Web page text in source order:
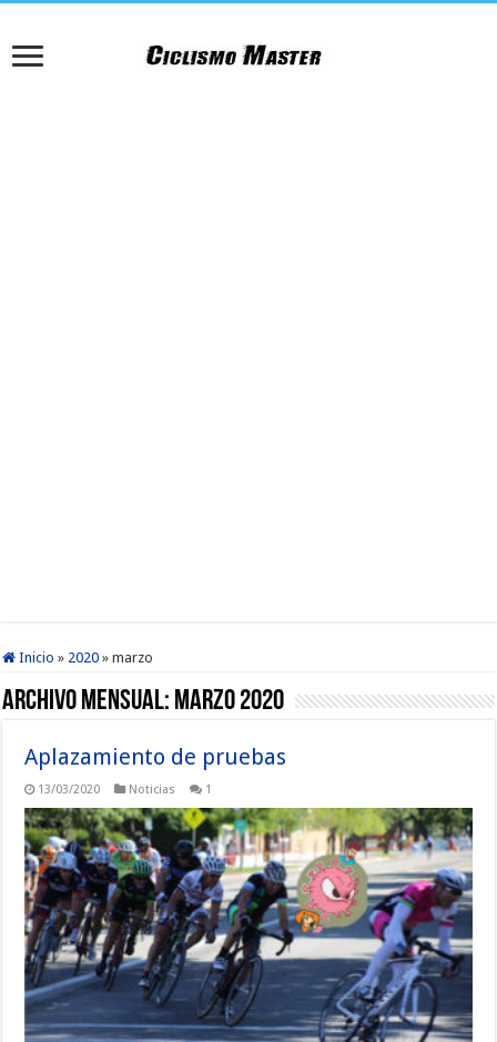
Inicio » 2020 » marzo
Archivo mensual: marzo 2020
Aplazamiento de pruebas
13/03/2020 Noticias 1